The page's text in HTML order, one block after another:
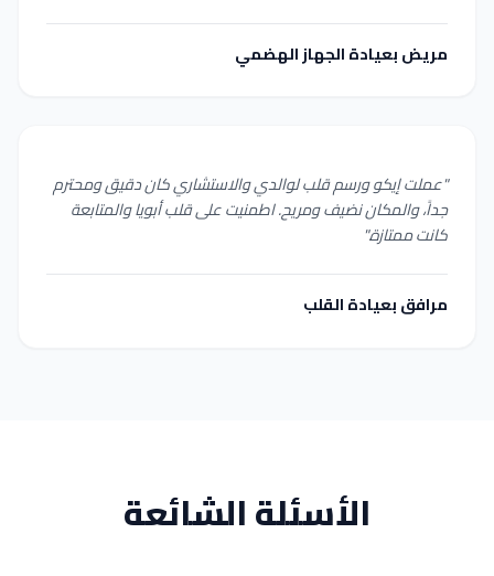
مريض بعيادة الجهاز الهضمي
"عملت إيكو ورسم قلب لوالدي والاستشاري كان دقيق ومحترم
جداً، والمكان نضيف ومريح. اطمنيت على قلب أبويا والمتابعة
كانت ممتازة."
مرافق بعيادة القلب
الأسئلة الشائعة